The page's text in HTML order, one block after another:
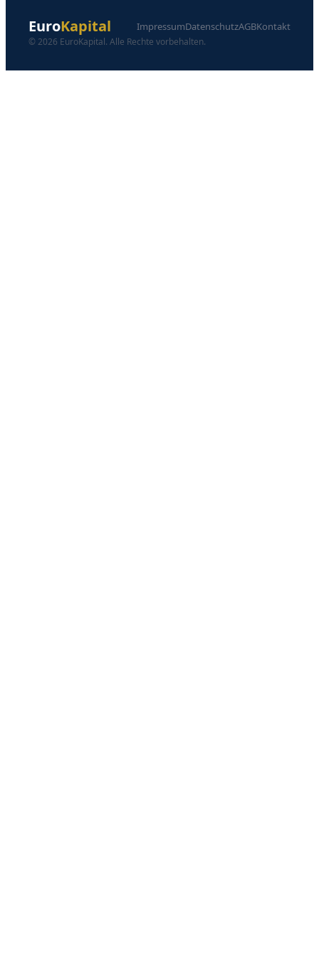
EuroKapital ImpressumDatenschutzAGBKontakt
© 2026 EuroKapital. Alle Rechte vorbehalten.